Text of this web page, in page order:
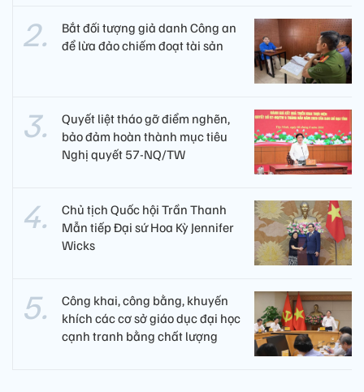
Bắt đối tượng giả danh Công an
để lừa đảo chiếm đoạt tài sản
Quyết liệt tháo gỡ điểm nghẽn,
bảo đảm hoàn thành mục tiêu
Nghị quyết 57-NQ/TW
Chủ tịch Quốc hội Trần Thanh
Mẫn tiếp Đại sứ Hoa Kỳ Jennifer
Wicks
Công khai, công bằng, khuyến
khích các cơ sở giáo dục đại học
cạnh tranh bằng chất lượng​